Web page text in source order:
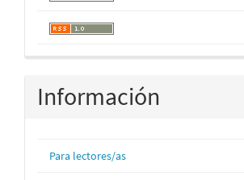
Información
Para lectores/as